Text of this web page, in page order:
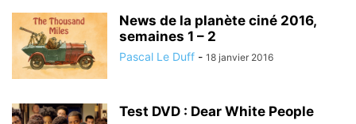
News de la planète ciné 2016,
semaines 1 – 2
Pascal Le Duff - 18 janvier 2016
Test DVD : Dear White People